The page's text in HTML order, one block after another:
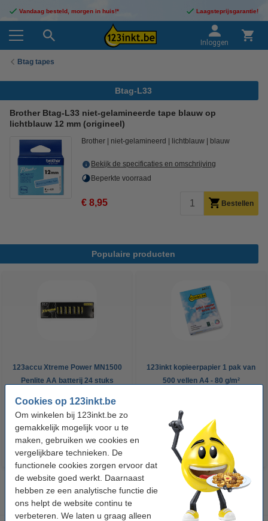
Cookies op 123inkt.be
Om winkelen bij 123inkt.be zo
gemakkelijk mogelijk voor u te
maken, gebruiken we cookies en
vergelijkbare technieken. De
functionele cookies zorgen ervoor dat
de website goed werkt. Daarnaast
hebben ze een analytische functie die
ons helpt de website continu te
verbeteren. We laten u graag alleen
Vandaag besteld, morgen in huis!* Laagsteprijsgarantie!
Inloggen
Btag tapes
Btag-L33
Brother Btag-L33 niet-gelamineerde tape blauw op
lichtblauw 12 mm (origineel)
Brother niet-gelamineerd lichtblauw blauw
Bekijk de specificaties en omschrijving
Beperkte voorraad
€ 8,95 Bestellen
Populaire producten
123accu Xtreme Power MN1500
Penlite AA batterij 24 stuks
123inkt kopieerpapier 1 pak van
500 vellen A4 - 80 g/m²
€ 7,25